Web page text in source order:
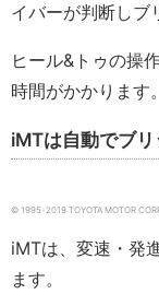
イバーが判断しブ
ヒール&トゥの操
時間がかかります。
iMTは自動でブ
© 1995-2019 TOYOTA MOTOR
iMTは、変速・発
ます。